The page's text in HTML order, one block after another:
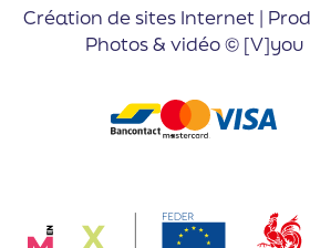
Création de sites Internet |
Photos & vidéo © [V]you